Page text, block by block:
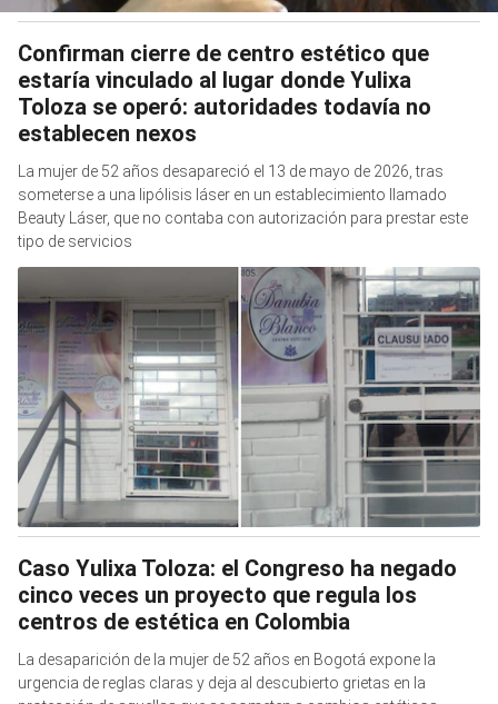
Confirman cierre de centro estético que
estaría vinculado al lugar donde Yulixa
Toloza se operó: autoridades todavía no
establecen nexos
La mujer de 52 años desapareció el 13 de mayo de 2026, tras
someterse a una lipólisis láser en un establecimiento llamado
Beauty Láser, que no contaba con autorización para prestar este
tipo de servicios
Caso Yulixa Toloza: el Congreso ha negado
cinco veces un proyecto que regula los
centros de estética en Colombia
La desaparición de la mujer de 52 años en Bogotá expone la
urgencia de reglas claras y deja al descubierto grietas en la